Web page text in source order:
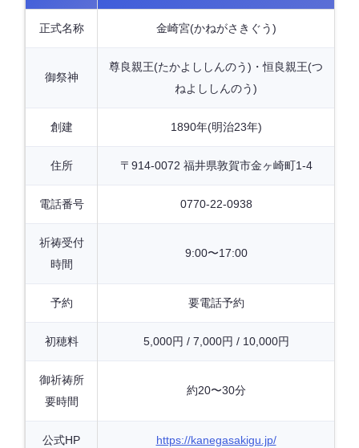
正式名称 金崎宮(かねがさきぐう)
御祭神
尊良親王(たかよししんのう)・恒良親王(つ
ねよししんのう)
創建 1890年(明治23年)
住所 〒914-0072 福井県敦賀市金ヶ崎町1-4
電話番号 0770-22-0938
祈祷受付
時間
9:00〜17:00
予約 要電話予約
初穂料 5,000円 / 7,000円 / 10,000円
御祈祷所
要時間
約20〜30分
公式HP https://kanegasakigu.jp/